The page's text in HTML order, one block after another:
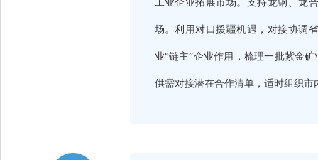
工业企业拓展市场。支持龙钢、龙
场。利用对口援疆机遇，对接协调
业“链主”企业作用，梳理一批紫金
供需对接潜在合作清单，适时组织